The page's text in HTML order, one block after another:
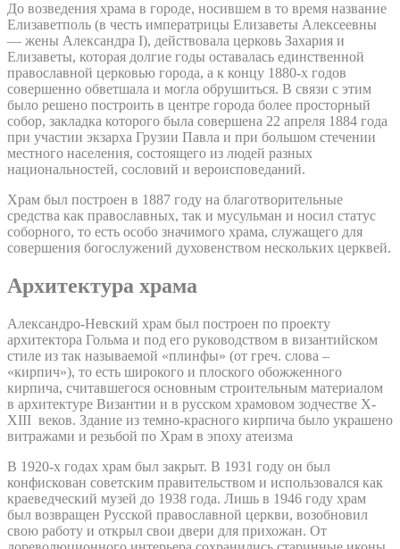
До возведения храма в городе, носившем в то время название
Елизаветполь (в честь императрицы Елизаветы Алексеевны
— жены Александра I), действовала церковь Захария и
Елизаветы, которая долгие годы оставалась единственной
православной церковью города, а к концу 1880-х годов
совершенно обветшала и могла обрушиться. В связи с этим
было решено построить в центре города более просторный
собор, закладка которого была совершена 22 апреля 1884 года
при участии экзарха Грузии Павла и при большом стечении
местного населения, состоящего из людей разных
национальностей, сословий и вероисповеданий.
Храм был построен в 1887 году на благотворительные
средства как православных, так и мусульман и носил статус
соборного, то есть особо значимого храма, служащего для
совершения богослужений духовенством нескольких церквей.
Архитектура храма
Александро-Невский храм был построен по проекту
архитектора Гольма и под его руководством в византийском
стиле из так называемой «плинфы» (от греч. слова –
«кирпич»), то есть широкого и плоского обожженного
кирпича, считавшегося основным строительным материалом
в архитектуре Византии и в русском храмовом зодчестве X-
XIII веков. Здание из темно-красного кирпича было украшено
витражами и резьбой по Храм в эпоху атеизма
В 1920-х годах храм был закрыт. В 1931 году он был
конфискован советским правительством и использовался как
краеведческий музей до 1938 года. Лишь в 1946 году храм
был возвращен Русской православной церкви, возобновил
свою работу и открыл свои двери для прихожан. От